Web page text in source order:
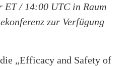
ET / 14:00 UTC in Raum
zur Verfügung
„Efficacy and Safety of